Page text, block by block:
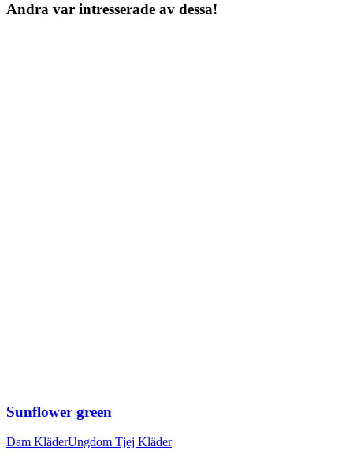
Andra var intresserade av dessa!
Sunflower green
Dam KläderUngdom Tjej Kläder